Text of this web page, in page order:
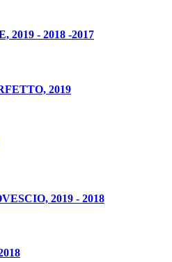
- 2018 -2017
2019
2019 - 2018